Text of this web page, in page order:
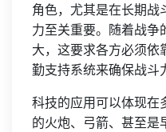
角色，尤其是在长期战
力至关重要。随着战争
大，这要求各方必须依
勤支持系统来确保战斗
科技的应用可以体现在
的火炮、弓箭、甚至是